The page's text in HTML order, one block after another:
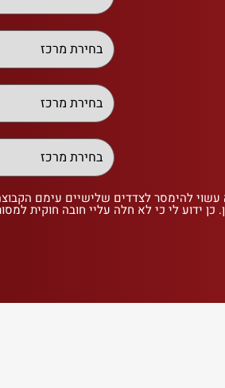
להימסר לצדדים שלישיים עימם
ידוע לי כי לא חלה עליי חובה חוקית